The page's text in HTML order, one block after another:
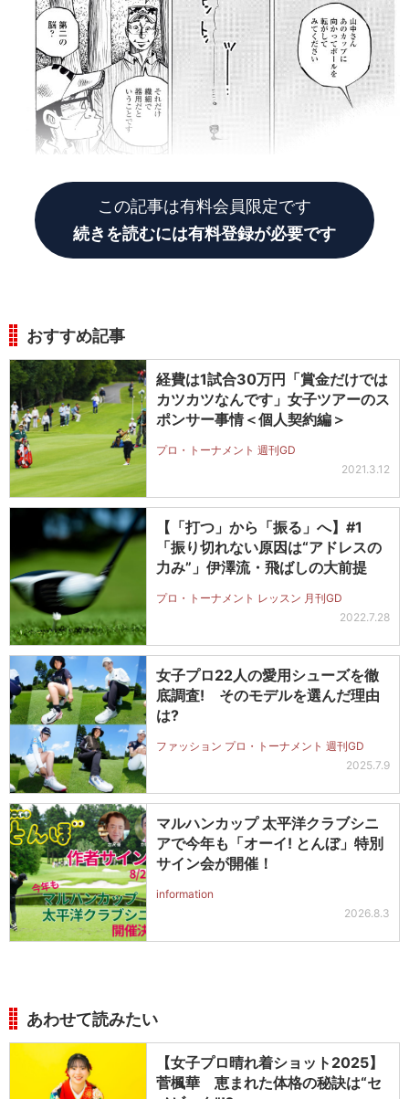
この記事は有料会員限定です
続きを読むには有料登録が必要です
おすすめ記事
経費は1試合30万円「賞金だけでは
カツカツなんです」女子ツアーのス
ポンサー事情＜個人契約編＞
プロ・トーナメント 週刊GD
2021.3.12
【「打つ」から「振る」へ】#1
「振り切れない原因は“アドレスの
力み”」伊澤流・飛ばしの大前提
プロ・トーナメント レッスン 月刊GD
2022.7.28
女子プロ22人の愛用シューズを徹
底調査! そのモデルを選んだ理由
は?
ファッション プロ・トーナメント 週刊GD
2025.7.9
マルハンカップ 太平洋クラブシニ
アで今年も「オーイ! とんぼ」特別
サイン会が開催！
information
2026.8.3
あわせて読みたい
【女子プロ晴れ着ショット2025】
菅楓華 恵まれた体格の秘訣は“セ